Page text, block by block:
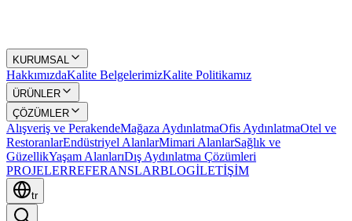
KURUMSAL
HakkımızdaKalite BelgelerimizKalite Politikamız
ÜRÜNLER
ÇÖZÜMLER
Alışveriş ve PerakendeMağaza AydınlatmaOfis AydınlatmaOtel ve
RestoranlarEndüstriyel AlanlarMimari AlanlarSağlık ve
GüzellikYaşam AlanlarıDış Aydınlatma Çözümleri
PROJELERREFERANSLARBLOGİLETİŞİM
tr